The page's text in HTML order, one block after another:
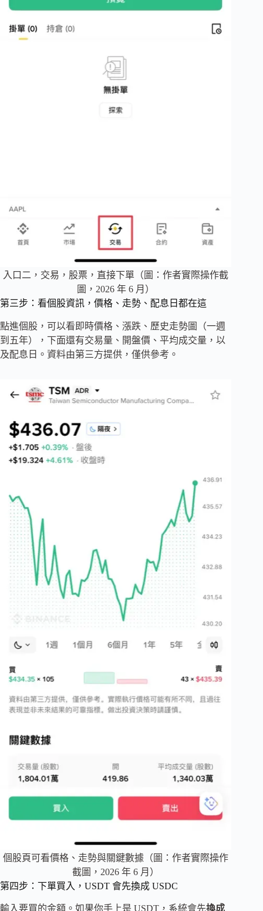
入口二，交易，股票，直接下單（圖：作者實際操作截
圖，2026 年 6 月）
第三步：看個股資訊，價格、走勢、配息日都在這
點進個股，可以看即時價格、漲跌、歷史走勢圖（一週
到五年），下面還有交易量、開盤價、平均成交量，以
及配息日。資料由第三方提供，僅供參考。
個股頁可看價格、走勢與關鍵數據（圖：作者實際操作
截圖，2026 年 6 月）
第四步：下單買入，USDT 會先換成 USDC
輸入要買的金額。如果你手上是 USDT，系統會先換成